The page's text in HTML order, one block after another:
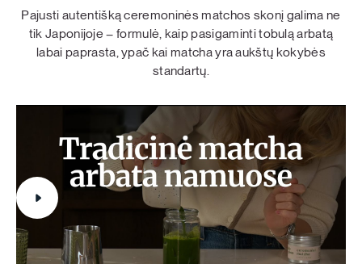
Pajusti autentišką ceremoninės matchos skonį galima ne
tik Japonijoje – formulė, kaip pasigaminti tobulą arbatą
labai paprasta, ypač kai matcha yra aukštų kokybės
standartų.